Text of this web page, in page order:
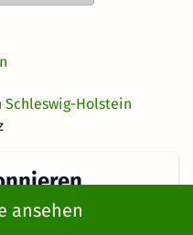
ansehen
Holstein
Deals direkt